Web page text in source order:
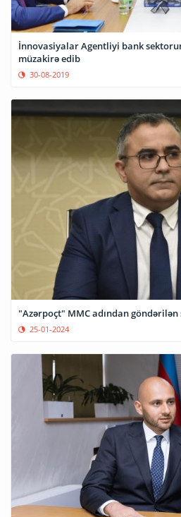
İnnovasiyalar Agentliyi bank
müzakirə edib
30-08-2019
"Azərpoçt" MMC adından göndərilən
25-01-2024